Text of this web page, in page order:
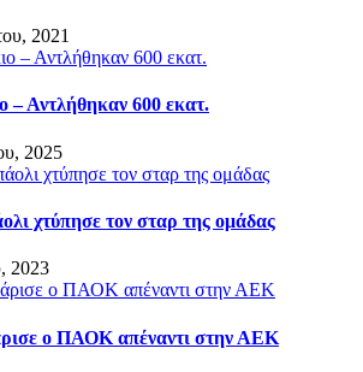
2021
– Αντλήθηκαν 600 εκατ.
2025
χτύπησε τον σταρ της ομάδας
2023
ο ΠΑΟΚ απέναντι στην ΑΕΚ